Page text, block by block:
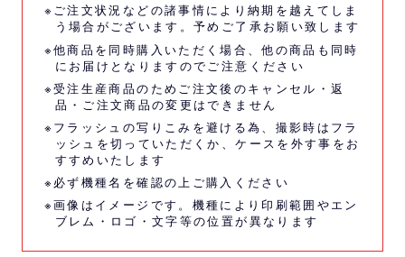
※ご注文状況などの諸事情により納期を越えてしま
う場合がございます。予めご了承お願い致します
※他商品を同時購入いただく場合、他の商品も同時
にお届けとなりますのでご注意ください
※受注生産商品のためご注文後のキャンセル・返
品・ご注文商品の変更はできません
※フラッシュの写りこみを避ける為、撮影時はフラ
ッシュを切っていただくか、ケースを外す事をお
すすめいたします
※必ず機種名を確認の上ご購入ください
※画像はイメージです。機種により印刷範囲やエン
ブレム・ロゴ・文字等の位置が異なります